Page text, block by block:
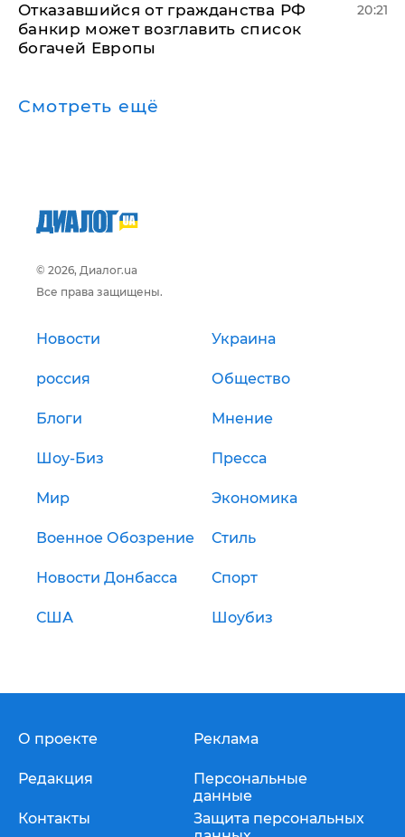
Отказавшийся от гражданства РФ
банкир может возглавить список
богачей Европы
20:21
Смотреть ещё
© 2026, Диалог.ua
Все права защищены.
Новости Украина
россия Общество
Блоги Мнение
Шоу-Биз Пресса
Мир Экономика
Военное Обозрение Стиль
Новости Донбасса Спорт
США Шоубиз
О проекте
Редакция
Контакты
Реклама
Персональные
данные
Защита персональных